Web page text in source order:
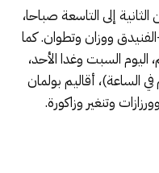
إلى التاسعة صباحا،
ووزان وتطوان. كما
اليوم السبت وغدا الأحد،
قوية (من 75 إلى 85 كلم في الساعة)، أقاليم بولمان
وتنغير وزاكورة.